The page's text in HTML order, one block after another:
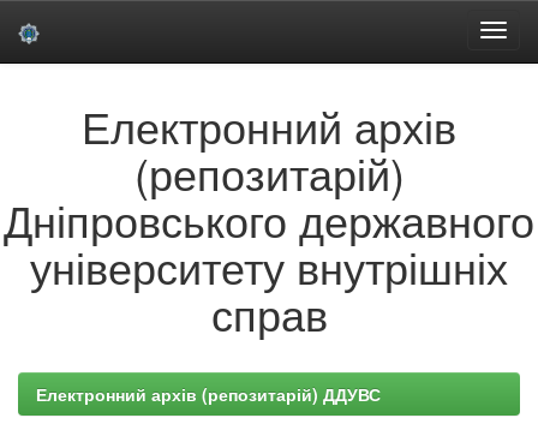
Електронний архів
(репозитарій)
Дніпровського державного
університету внутрішніх
справ
Електронний архів (репозитарій) ДДУВС